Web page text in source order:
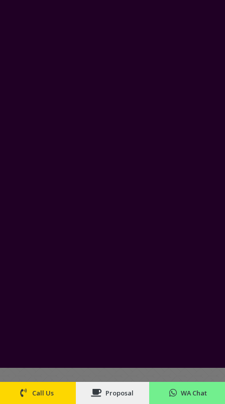
Call Us Proposal WA Chat